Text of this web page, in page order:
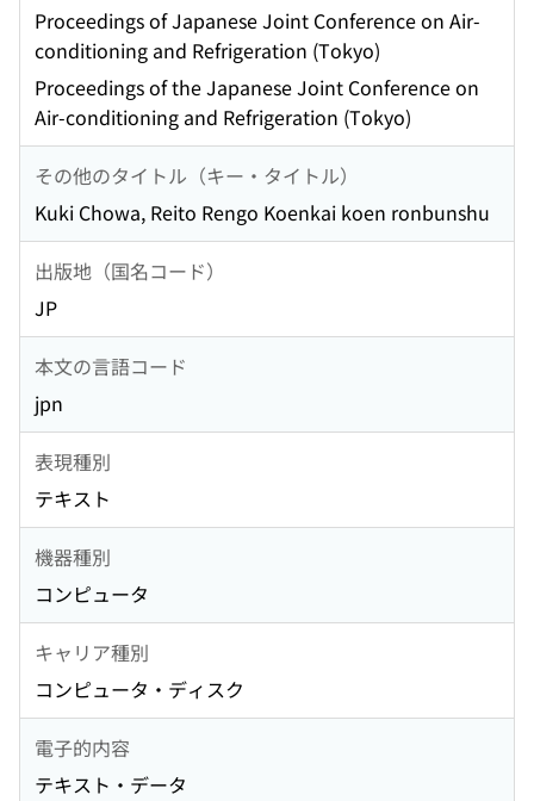
Proceedings of Japanese Joint Conference on Air-
conditioning and Refrigeration (Tokyo)
Proceedings of the Japanese Joint Conference on
Air-conditioning and Refrigeration (Tokyo)
その他のタイトル（キー・タイトル）
Kuki Chowa, Reito Rengo Koenkai koen ronbunshu
出版地（国名コード）
JP
本文の言語コード
jpn
表現種別
テキスト
機器種別
コンピュータ
キャリア種別
コンピュータ・ディスク
電子的内容
テキスト・データ